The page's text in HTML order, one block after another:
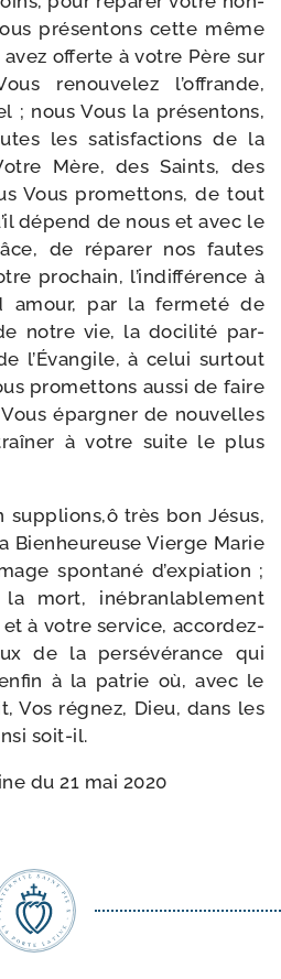
pré­sen­tons cette même
offerte à votre Père sur
renou­ve­lez l’offrande,
; nous Vous la pré­sen­tons,
les satis­fac­tions de la
Mère, des Saints, des
Vous pro­met­tons, de tout
dépend de nous et avec le
de répa­rer nos fautes
pro­chain, l’indifférence à
amour, par la fer­me­té de
notre vie, la doci­li­té par­
l’Évangile, à celui sur­tout
pro­met­tons aus­si de faire
épar­gner de nou­velles
à votre suite le plus
supplions,ô très bon Jésus,
Bienheureuse Vierge Marie
spon­ta­né d’expiation ;
la mort, inébran­la­ble­ment
à votre ser­vice, accordez-​
de la per­sé­vé­rance qui
à la patrie où, avec le
Vos régnez, Dieu, dans les
soit-il.
du 21 mai 2020